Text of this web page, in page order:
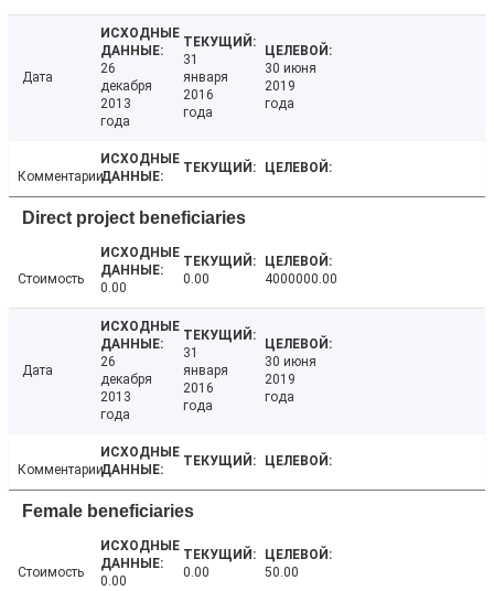
Дата
26
декабря
2013
года
31
января
2016
года
30 июня
2019
года
Комментарии
Direct project beneficiaries
Стоимость
0.00
0.00 4000000.00
Дата
26
декабря
2013
года
31
января
2016
года
30 июня
2019
года
Комментарии
Female beneficiaries
Стоимость
0.00
0.00 50.00